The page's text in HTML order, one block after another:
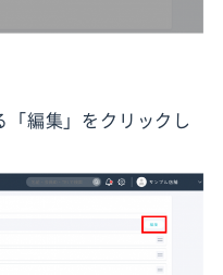
「編集」をクリックし